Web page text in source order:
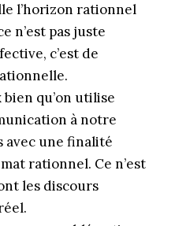
l’horizon rationnel
n’est pas juste
c’est de
qu’on utilise
à notre
avec une finalité
rationnel. Ce n’est
les discours